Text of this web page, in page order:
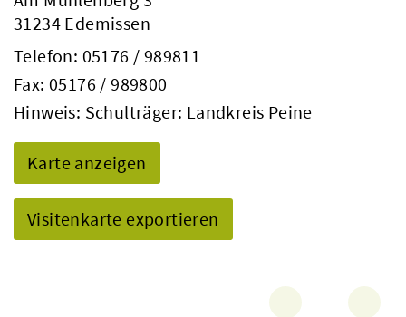
31234 Edemissen
Telefon: 05176 / 989811
Fax: 05176 / 989800
Hinweis: Schulträger: Landkreis Peine
Karte anzeigen
Visitenkarte exportieren